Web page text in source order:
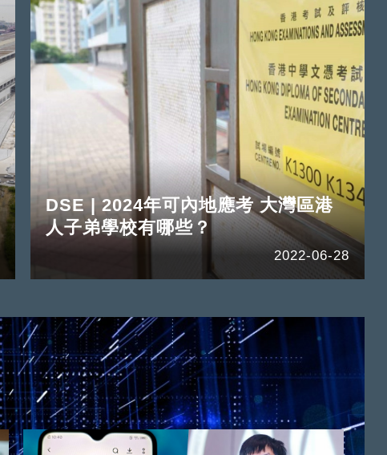
DSE | 2024年可內地應考 大灣區港
人子弟學校有哪些？
2022-06-28